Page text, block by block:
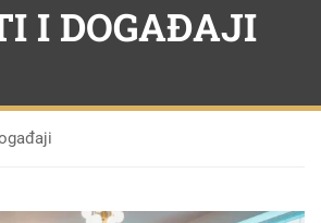
I DOGAĐAJI